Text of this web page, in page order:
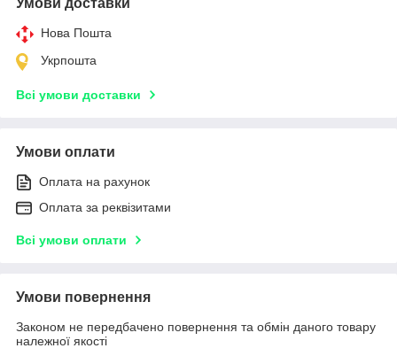
Нова Пошта
Укрпошта
Всі умови доставки
Умови оплати
Оплата на рахунок
Оплата за реквізитами
Всі умови оплати
Умови повернення
Законом не передбачено повернення та обмін даного товару
належної якості